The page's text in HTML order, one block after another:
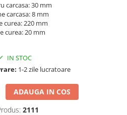
carcasa: 30 mm
carcasa: 8 mm
curea: 220 mm
curea: 20 mm
IN STOC
1-2 zile lucratoare
ADAUGA IN COS
2111